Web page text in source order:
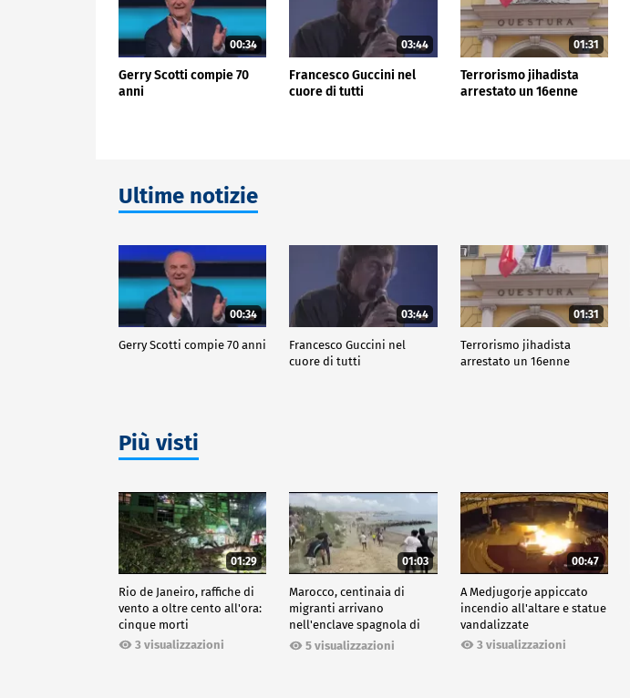
00:34
Gerry Scotti compie 70
anni
03:44
Francesco Guccini nel
cuore di tutti
01:31
Terrorismo jihadista
arrestato un 16enne
Ultime notizie
00:34
Gerry Scotti compie 70 anni
03:44
Francesco Guccini nel
cuore di tutti
01:31
Terrorismo jihadista
arrestato un 16enne
Più visti
01:29
Rio de Janeiro, raffiche di
vento a oltre cento all'ora:
cinque morti
3 visualizzazioni
01:03
Marocco, centinaia di
migranti arrivano
nell'enclave spagnola di
Ceuta5 visualizzazioni
00:47
A Medjugorje appiccato
incendio all'altare e statue
vandalizzate
3 visualizzazioni